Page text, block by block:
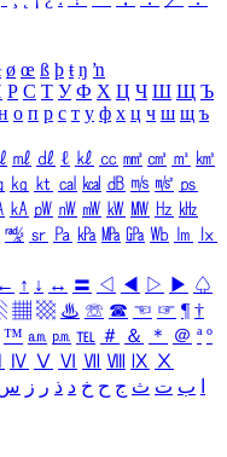
ø œ ß þ ŧ ŋ ŉ
Р С Т У Ф Х Ц Ч Ш Щ Ъ
о п р с т у ф х ц ч ш щ ъ
㎖ ㎗ ℓ ㎘ ㏄ ㎣ ㎤ ㎥ ㎦
㎏ ㏏ ㎈ ㎉ ㏈ ㎧ ㎨ ㎰
㎄ ㎺ ㎻ ㎽ ㎾ ㎿ ㎐ ㎑
㎯ ㏛ ㎩ ㎪ ㎫ ㎬ ㏝ ㏐
㏓
← ↑ ↓ ↔ 〓 ◁ ◀ ▷ ▶ ♤
▦ ▩ ♨ ☏ ☎ ☜ ☞ ¶ †
™ ㏂ ㏘ ℡ ＃ ＆ ＊ ＠ ª º
Ⅳ Ⅴ Ⅵ Ⅶ Ⅷ Ⅸ Ⅹ
ب ت ث ج ح خ د ذ ر ز